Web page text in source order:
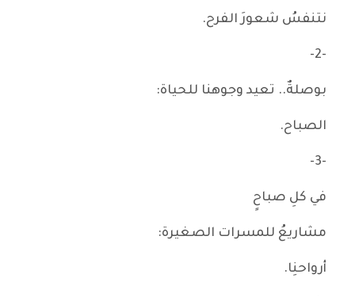
نتنفسُ شعورَ الفرح.
-2-
بوصلةٌ.. تعيد وجوهنا للحياة:
الصباح.
-3-
في كلِ صباحٍ
مشاريعُ للمسرات الصغيرة:
أرواحنِا.